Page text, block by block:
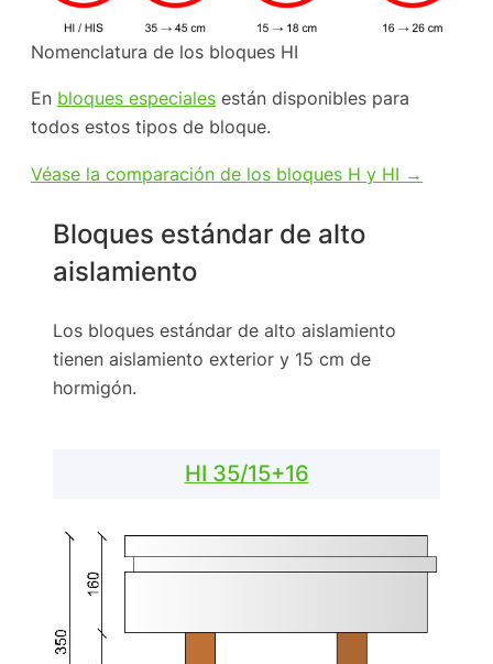
Nomenclatura de los bloques HI
En bloques especiales están disponibles para
todos estos tipos de bloque.
Véase la comparación de los bloques H y HI →
Bloques estándar de alto
aislamiento
Los bloques estándar de alto aislamiento
tienen aislamiento exterior y 15 cm de
hormigón.
HI 35/15+16